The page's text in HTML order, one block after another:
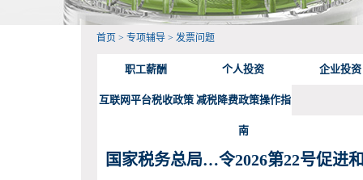
首页 > 专项辅导 > 发票问题
职工薪酬 个人投资 企业投资
互联网平台税收政策 减税降费政策操作指
南
国家税务总局…令2026第22号促进